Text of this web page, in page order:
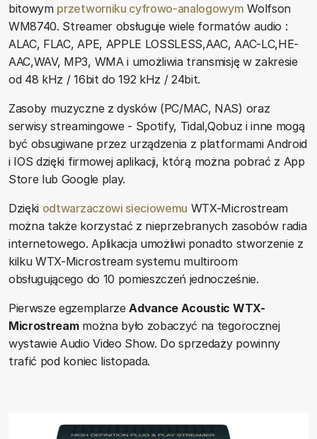
bitowym przetworniku cyfrowo-analogowym Wolfson
WM8740. Streamer obsługuje wiele formatów audio :
ALAC, FLAC, APE, APPLE LOSSLESS,AAC, AAC-LC,HE-
AAC,WAV, MP3, WMA i umożliwia transmisję w zakresie
od 48 kHz / 16bit do 192 kHz / 24bit.
Zasoby muzyczne z dysków (PC/MAC, NAS) oraz
serwisy streamingowe - Spotify, Tidal,Qobuz i inne mogą
być obsugiwane przez urządzenia z platformami Android
i IOS dzięki firmowej aplikacji, którą można pobrać z App
Store lub Google play.
Dzięki odtwarzaczowi sieciowemu WTX-Microstream
można także korzystać z nieprzebranych zasobów radia
internetowego. Aplikacja umożliwi ponadto stworzenie z
kilku WTX-Microstream systemu multiroom
obsługującego do 10 pomieszczeń jednocześnie.
Pierwsze egzemplarzeAdvance Acoustic WTX-
Microstreammożna było zobaczyć na tegorocznej
wystawie Audio Video Show. Do sprzedaży powinny
trafić pod koniec listopada.